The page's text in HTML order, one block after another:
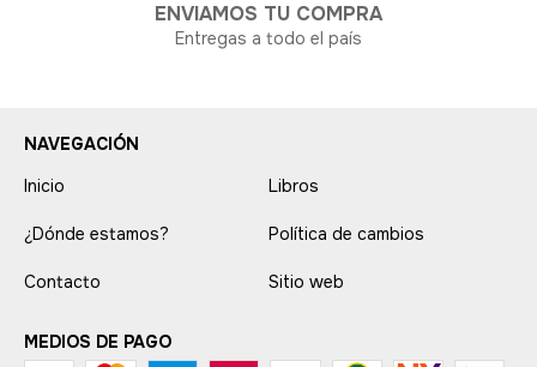
ENVIAMOS TU COMPRA
Entregas a todo el país
NAVEGACIÓN
Inicio
Libros
¿Dónde estamos? Política de cambios
Contacto Sitio web
MEDIOS DE PAGO